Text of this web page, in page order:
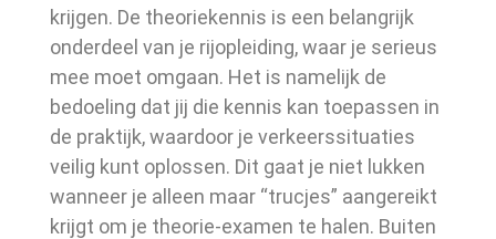
krijgen. De theoriekennis is een belangrijk
onderdeel van je rijopleiding, waar je serieus
mee moet omgaan. Het is namelijk de
bedoeling dat jij die kennis kan toepassen in
de praktijk, waardoor je verkeerssituaties
veilig kunt oplossen. Dit gaat je niet lukken
wanneer je alleen maar “trucjes” aangereikt
krijgt om je theorie-examen te halen. Buiten